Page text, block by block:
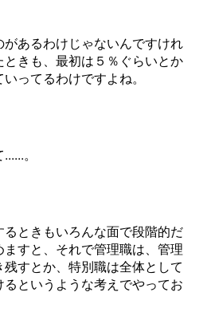
あるわけじゃないんですけれ
きも、最初は５％ぐらいとか
ってるわけですよね。
。
ときもいろんな面で段階的だ
すと、それで管理職は、管理
すとか、特別職は全体として
というような考えでやってお